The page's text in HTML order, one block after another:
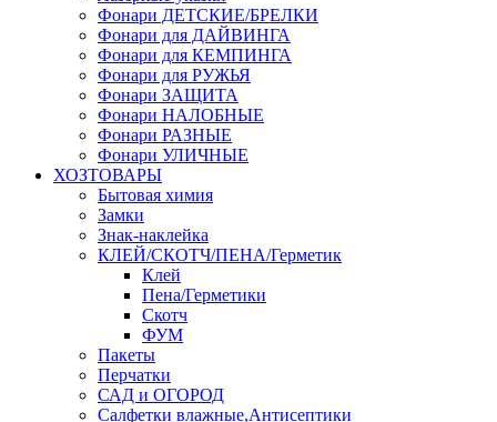
Фонари ДЕТСКИЕ/БРЕЛКИ
Фонари для ДАЙВИНГА
Фонари для КЕМПИНГА
Фонари для РУЖЬЯ
Фонари ЗАЩИТА
Фонари НАЛОБНЫЕ
Фонари РАЗНЫЕ
Фонари УЛИЧНЫЕ
ХОЗТОВАРЫ
Бытовая химия
Замки
Знак-наклейка
КЛЕЙ/СКОТЧ/ПЕНА/Герметик
Клей
Пена/Герметики
Скотч
ФУМ
Пакеты
Перчатки
САД и ОГОРОД
Салфетки влажные,Антисептики